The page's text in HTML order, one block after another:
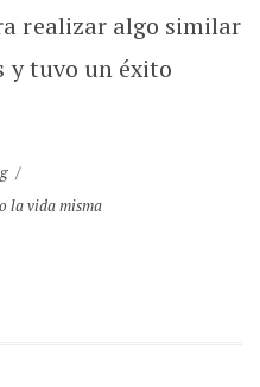
realizar algo similar
y tuvo un éxito
la vida misma